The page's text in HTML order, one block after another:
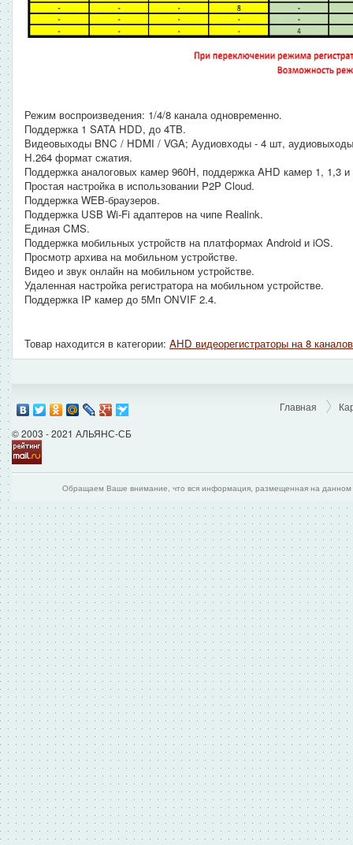
Режим воспроизведения: 1/4/8 канала одновременно.
Поддержка 1 SATA HDD, до 4TB.
Видеовыходы BNC / HDMI / VGA; Аудиовходы - 4 шт,
H.264 формат сжатия.
Поддержка аналоговых камер 960H, поддержка AHD камер 1, 1,3
Простая настройка в использовании P2P Cloud.
Поддержка WEB-браузеров.
Поддержка USB Wi-Fi адаптеров на чипе Realink.
Единая CMS.
Поддержка мобильных устройств на платформах Android и iOS.
Просмотр архива на мобильном устройстве.
Видео и звук онлайн на мобильном устройстве.
Удаленная настройка регистратора на мобильном устройстве.
Поддержка IP камер до 5Мп ONVIF 2.4.
Товар находится в категории: AHD видеорегистраторы на 8 каналов
© 2003 - 2021 АЛЬЯНС-СБ
Главная
Обращаем Ваше внимание, что вся информация, размещенная на данном